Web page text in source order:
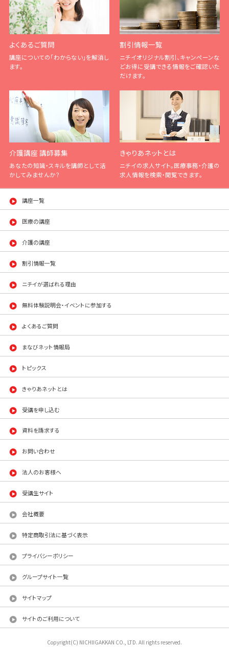
よくあるご質問
講座についての「わからない」を解消し
ます。
割引情報一覧
ニチイオリジナル割引、キャンペーンな
どお得に受講できる情報をご確認いた
だけます。
介護講座 講師募集
あなたの知識・スキルを講師として活
かしてみませんか？
きゃりあネットとは
ニチイの求人サイト。医療事務・介護の
求人情報を検索・閲覧できます。
講座一覧
医療の講座
介護の講座
割引情報一覧
ニチイが選ばれる理由
無料体験説明会・イベントに参加する
よくあるご質問
まなびネット情報局
トピックス
きゃりあネットとは
受講を申し込む
資料を請求する
お問い合わせ
法人のお客様へ
受講生サイト
会社概要
特定商取引法に基づく表示
プライバシーポリシー
グループサイト一覧
サイトマップ
サイトのご利用について
Copyright(C) NICHIIGAKKAN CO., LTD. All rights reserved.